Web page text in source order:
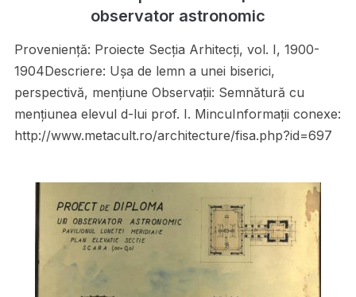
observator astronomic
Proveniență: Proiecte Secţia Arhitecţi, vol. I, 1900-
1904Descriere: Uşa de lemn a unei biserici,
perspectivă, menţiune Observații: Semnătură cu
menţiunea elevul d-lui prof. I. MincuInformații conexe:
http://www.metacult.ro/architecture/fisa.php?id=697